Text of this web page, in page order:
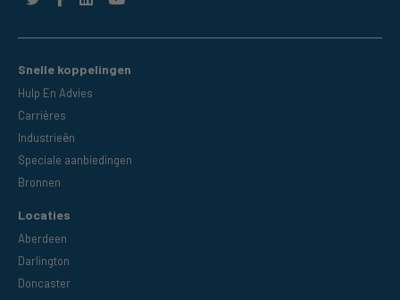
Snelle koppelingen
Hulp En Advies
Carrières
Industrieën
Speciale aanbiedingen
Bronnen
Locaties
Aberdeen
Darlington
Doncaster